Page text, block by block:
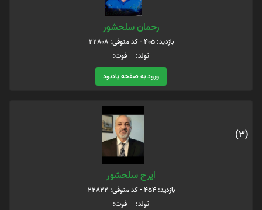
رحمان سلحشور
بازدید: 405 - کد متوفی: 22808
تولد: فوت:
ورود به صفحه یادبود
(3)
ایرج سلحشور
بازدید: 454 - کد متوفی: 22822
تولد: فوت: